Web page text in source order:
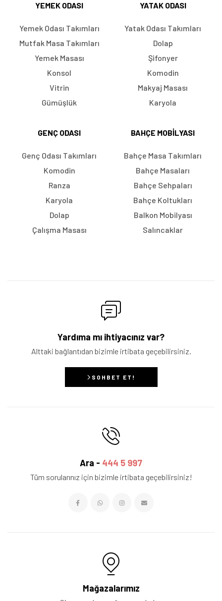
YEMEK ODASI
Yemek Odası Takımları
Mutfak Masa Takımları
Yemek Masası
Konsol
Vitrin
Gümüşlük
YATAK ODASI
Yatak Odası Takımları
Dolap
Şifonyer
Komodin
Makyaj Masası
Karyola
GENÇ ODASI
Genç Odası Takımları
Komodin
Ranza
Karyola
Dolap
Çalışma Masası
BAHÇE MOBILYASI
Bahçe Masa Takımları
Bahçe Masaları
Bahçe Sehpaları
Bahçe Koltukları
Balkon Mobilyası
Salıncaklar
Yardıma mı ihtiyacınız var?
Alttaki bağlantıdan bizimle irtibata geçebilirsiniz.
SOHBET ET!
Ara - 444 5 997
Tüm sorularınız için bizimle irtibata geçebilirsiniz!
Mağazalarımız